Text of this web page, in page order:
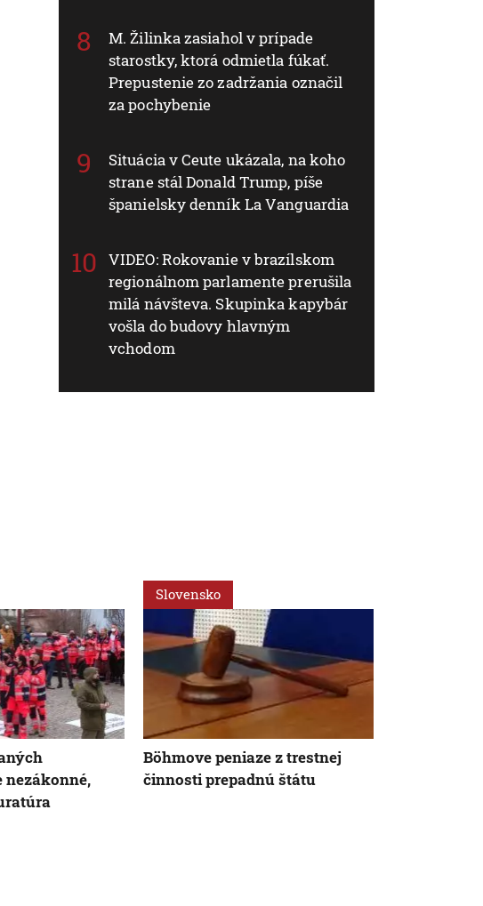
M. Žilinka zasiahol v prípade
starostky, ktorá odmietla fúkať.
Prepustenie zo zadržania označil
za pochybenie
Situácia v Ceute ukázala, na koho
strane stál Donald Trump, píše
španielsky denník La Vanguardia
VIDEO: Rokovanie v brazílskom
regionálnom parlamente prerušila
milá návšteva. Skupinka kapybár
vošla do budovy hlavným
vchodom
nezákonné,
Slovensko
Böhmove peniaze z trestnej
činnosti prepadnú štátu